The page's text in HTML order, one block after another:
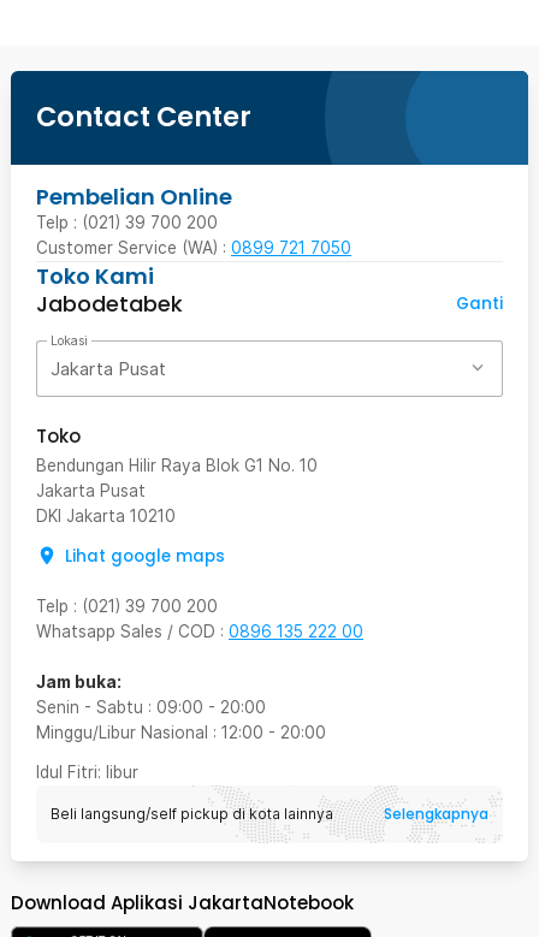
Contact Center
Pembelian Online
Telp : (021) 39 700 200
Customer Service (WA) : 0899 721 7050
Toko Kami
Jabodetabek
Ganti
Lokasi
Jakarta Pusat
Toko
Bendungan Hilir Raya Blok G1 No. 10
Jakarta Pusat
DKI Jakarta 10210
Lihat google maps
Telp : (021) 39 700 200
Whatsapp Sales / COD : 0896 135 222 00
Jam buka:
Senin - Sabtu : 09:00 - 20:00
Minggu/Libur Nasional : 12:00 - 20:00
Idul Fitri: libur
Beli langsung/self pickup di kota lainnya Selengkapnya
Download Aplikasi JakartaNotebook